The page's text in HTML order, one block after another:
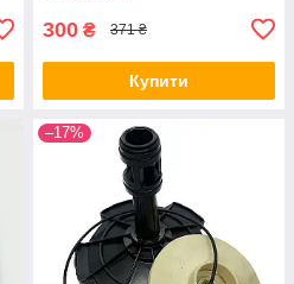
300 ₴ 371 ₴
Купити
–17%